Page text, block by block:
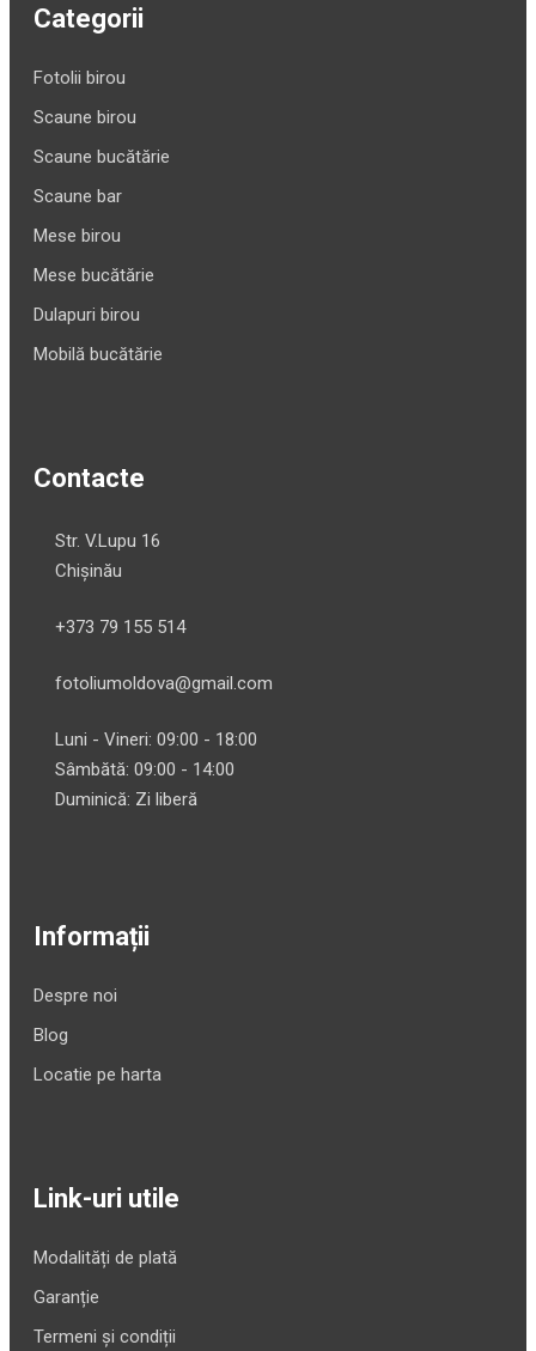
Categorii
Fotolii birou
Scaune birou
Scaune bucătărie
Scaune bar
Mese birou
Mese bucătărie
Dulapuri birou
Mobilă bucătărie
Contacte
Str. V.Lupu 16
Chișinău
+373 79 155 514
fotoliumoldova@gmail.com
Luni - Vineri: 09:00 - 18:00
Sâmbătă: 09:00 - 14:00
Duminică: Zi liberă
Informații
Despre noi
Blog
Locatie pe harta
Link-uri utile
Modalități de plată
Garanție
Termeni și condiții